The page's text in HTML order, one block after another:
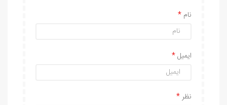
نام
ایمیل
نظر